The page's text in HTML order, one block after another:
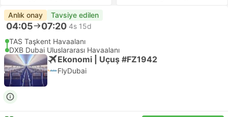
Anlık onay Tavsiye edilen
04:05 07:20 4s 15d
TAS Taşkent Havaalanı
DXB Dubai Uluslararası Havaalanı
Ekonomi | Uçuş #FZ1942
FlyDubai